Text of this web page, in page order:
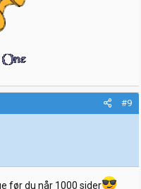
#9
før du når 1000 sider